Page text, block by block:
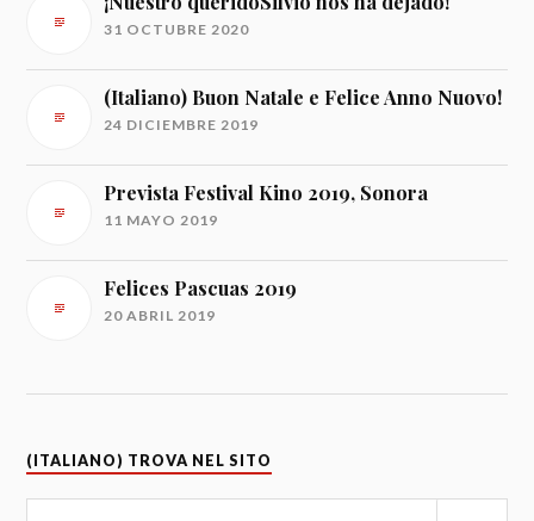
31 OCTUBRE 2020
(Italiano) Buon Natale e Felice Anno Nuovo!
24 DICIEMBRE 2019
Prevista Festival Kino 2019, Sonora
11 MAYO 2019
Felices Pascuas 2019
20 ABRIL 2019
(ITALIANO) TROVA NEL SITO